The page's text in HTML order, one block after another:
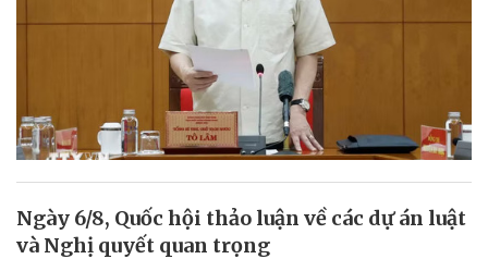
Ngày 6/8, Quốc hội thảo luận về các dự án luật
và Nghị quyết quan trọng